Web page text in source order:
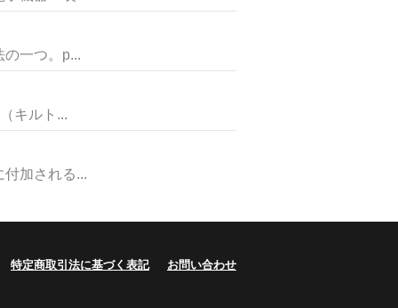
一つ。p...
キルト...
付加される...
特定商取引法に基づく表記 お問い合わせ